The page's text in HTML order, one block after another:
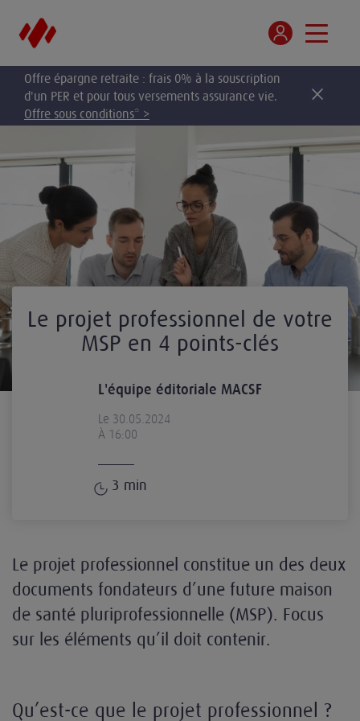
Offre épargne retraite : frais 0% à la souscription
d'un PER et pour tous versements assurance vie.
Offre sous conditions* >
Le projet professionnel de votre
MSP en 4 points-clés
L'équipe éditoriale MACSF
Le 30.05.2024
À 16:00
3 min
Le projet professionnel constitue un des deux
documents fondateurs d’une future maison
de santé pluriprofessionnelle (MSP). Focus
sur les éléments qu’il doit contenir.
Qu’est-ce que le projet professionnel ?